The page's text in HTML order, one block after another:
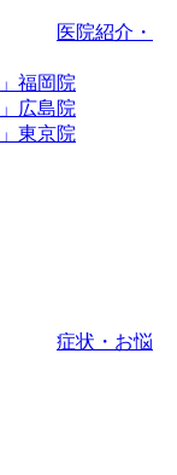
医院紹介・
福岡院
広島院
東京院
症状・お悩